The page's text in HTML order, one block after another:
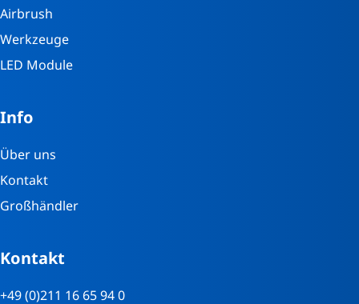
Airbrush
Werkzeuge
LED Module
Info
Über uns
Kontakt
Großhändler
Kontakt
+49 (0)211 16 65 94 0